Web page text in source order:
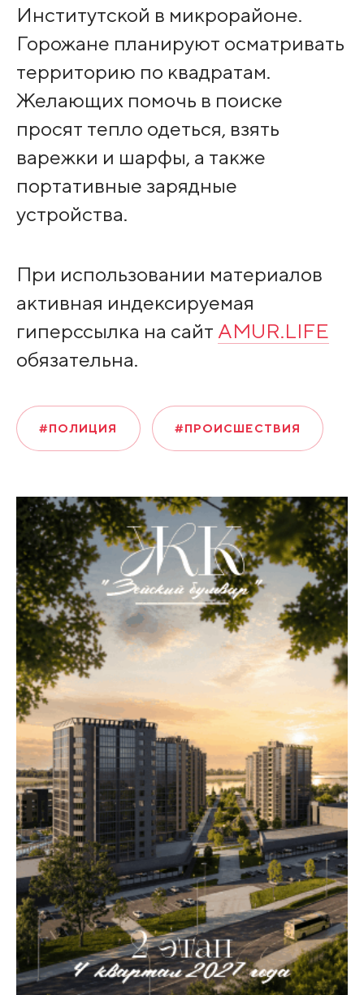
Институтской в микрорайоне.
Горожане планируют осматривать
территорию по квадратам.
Желающих помочь в поиске
просят тепло одеться, взять
варежки и шарфы, а также
портативные зарядные
устройства.
При использовании материалов
активная индексируемая
гиперссылка на сайт AMUR.LIFE
обязательна.
#ПОЛИЦИЯ #ПРОИСШЕСТВИЯ